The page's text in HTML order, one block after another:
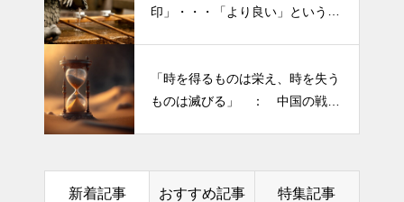
印」・・・「より良い」という気
「時を得るものは栄え、時を失う
ものは滅びる」 ： 中国の戦国
新着記事 おすすめ記事 特集記事
半年ぶりの投稿です・・・さぼ
り癖がついてしまって・・・恥
「食生活習慣の改善」が今年の